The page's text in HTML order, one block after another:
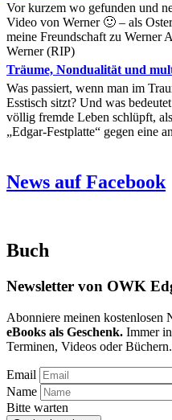
Vor kurzem wo gefunden und
Video von Werner 🙂 – als
meine Freundschaft zu Werner
Werner (RIP)
Träume, Nondualität und
Was passiert, wenn man im
Esstisch sitzt? Und was
völlig fremde Leben schlüpft,
„Edgar-Festplatte“ gegen eine
News auf Facebook
Buch
Newsletter von OWK
Abonniere meinen kostenlosen
eBooks als Geschenk. Immer
Terminen, Videos oder Büchern.
Email
Name
Bitte warten